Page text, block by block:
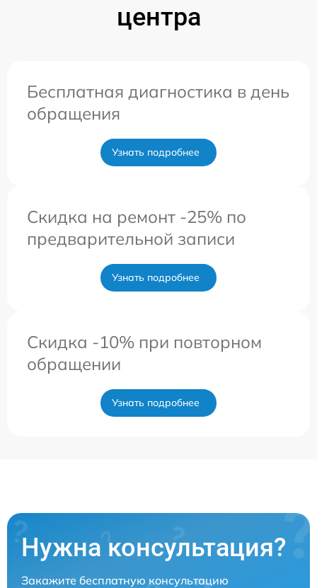
центра
Бесплатная диагностика в день
обращения
Узнать подробнее
Скидка на ремонт -25% по
предварительной записи
Узнать подробнее
Скидка -10% при повторном
обращении
Узнать подробнее
Нужна консультация?
Закажите бесплатную консультацию